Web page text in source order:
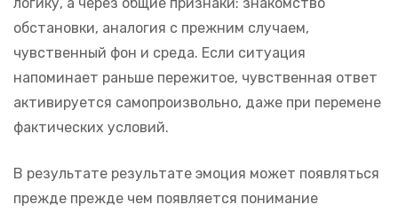
обстановки, аналогия с прежним случаем,
чувственный фон и среда. Если ситуация
напоминает раньше пережитое, чувственная ответ
активируется самопроизвольно, даже при перемене
фактических условий.
В результате результате эмоция может появляться
прежде прежде чем появляется понимание